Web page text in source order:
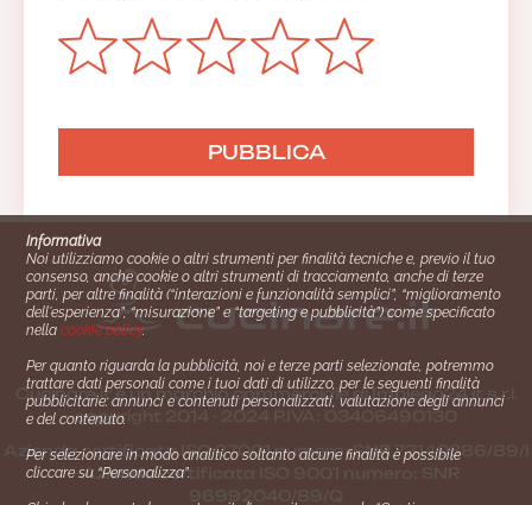
Cucinare.it è un marchio commerciale di Impiego24.it s.r.l.
copyright 2014 - 2024 P.IVA: 03406490130
Azienda certiﬁcata ISO 27001 numero: SNR 73140386/89/I
- Azienda certiﬁcata ISO 9001 numero: SNR
Informativa
Noi utilizziamo cookie o altri strumenti per finalità tecniche e, previo il tuo
consenso, anche cookie o altri strumenti di tracciamento, anche di terze
parti, per altre finalità (“interazioni e funzionalità semplici”, “miglioramento
dell'esperienza”, “misurazione” e “targeting e pubblicità”) come specificato
nellacookie policy.
Per quanto riguarda la pubblicità, noi e terze parti selezionate, potremmo
trattare dati personali come i tuoi dati di utilizzo, per le seguenti finalità
pubblicitarie: annunci e contenuti personalizzati, valutazione degli annunci
e del contenuto.
Per selezionare in modo analitico soltanto alcune finalità è possibile
cliccare su “Personalizza”.